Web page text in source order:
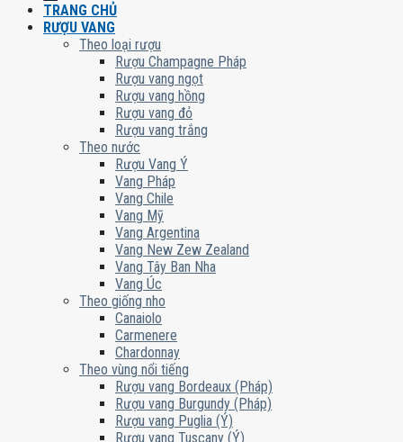
TRANG CHỦ
RƯỢU VANG
Theo loại rượu
Rượu Champagne Pháp
Rượu vang ngọt
Rượu vang hồng
Rượu vang đỏ
Rượu vang trắng
Theo nước
Rượu Vang Ý
Vang Pháp
Vang Chile
Vang Mỹ
Vang Argentina
Vang New Zew Zealand
Vang Tây Ban Nha
Vang Úc
Theo giống nho
Canaiolo
Carmenere
Chardonnay
Theo vùng nổi tiếng
Rượu vang Bordeaux (Pháp)
Rượu vang Burgundy (Pháp)
Rượu vang Puglia (Ý)
Rượu vang Tuscany (Ý)